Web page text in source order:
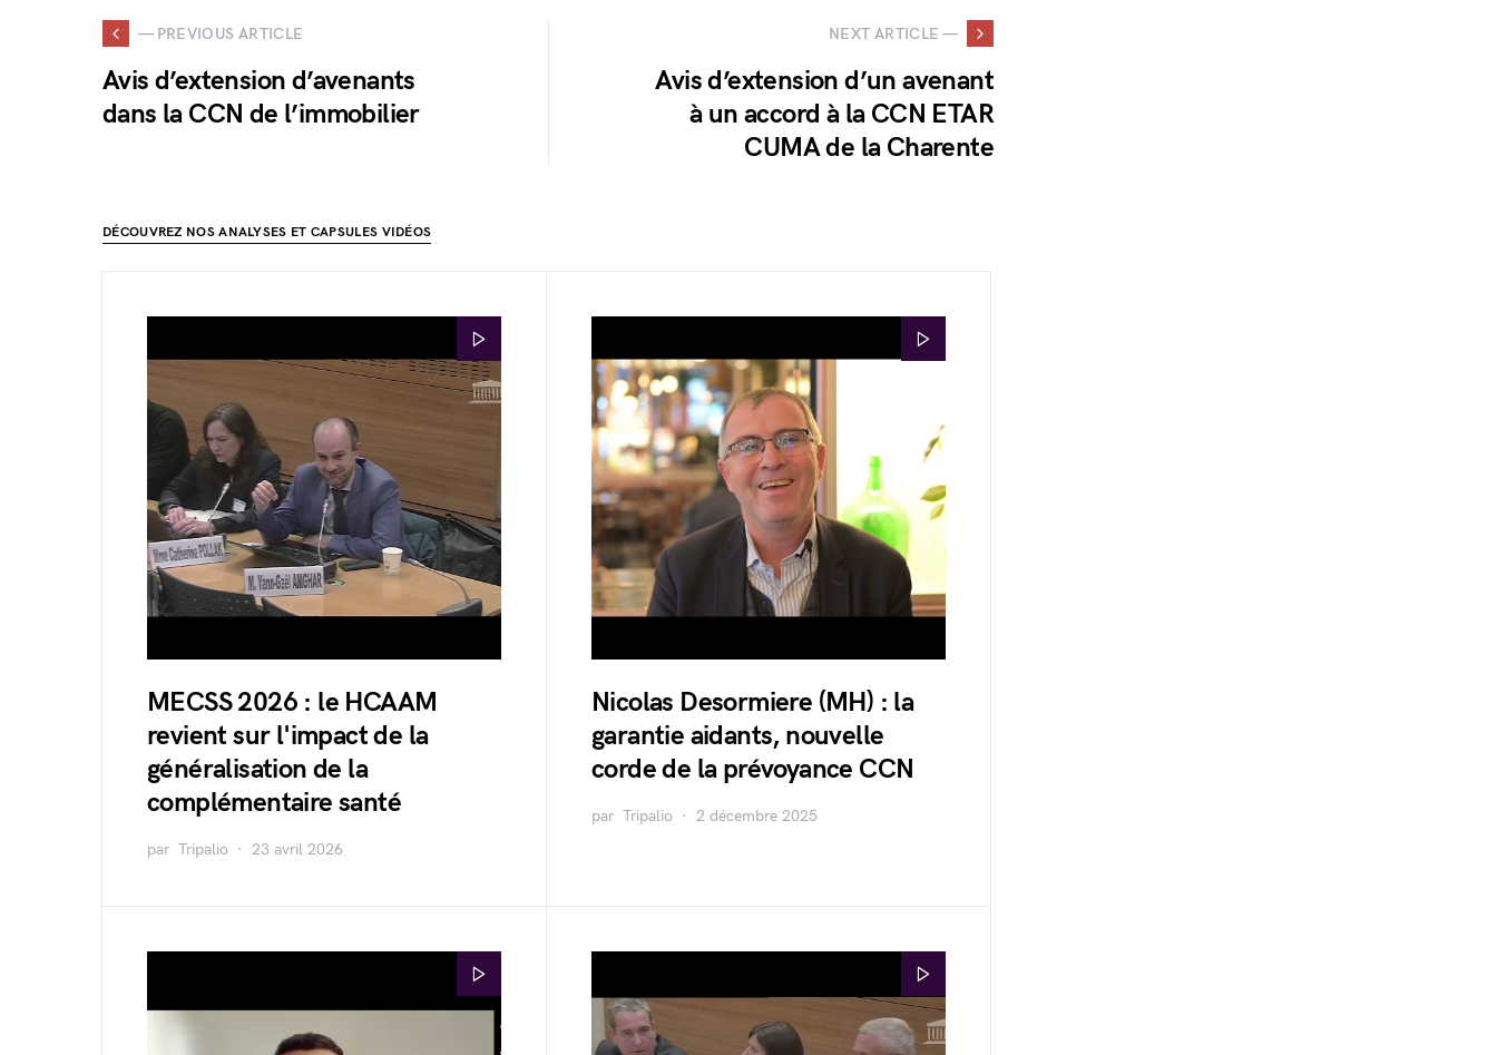
— PREVIOUS ARTICLE
Avis d’extension d’avenants
dans la CCN de l’immobilier
NEXT ARTICLE —
Avis d’extension d’un avenant
à un accord à la CCN ETAR
CUMA de la Charente
DÉCOUVREZ NOS ANALYSES ET CAPSULES VIDÉOS
MECSS 2026 : le HCAAM
revient sur l'impact de la
généralisation de la
complémentaire santé
par Tripalio 23 avril 2026
Nicolas Desormiere (MH) : la
garantie aidants, nouvelle
corde de la prévoyance CCN
par Tripalio 2 décembre 2025